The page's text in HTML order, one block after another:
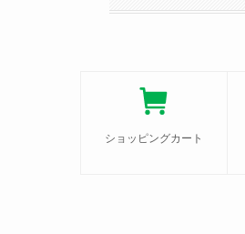
ショッピングカート